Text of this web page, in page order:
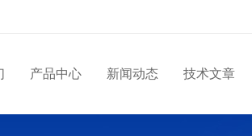
产品中心 新闻动态 技术文章